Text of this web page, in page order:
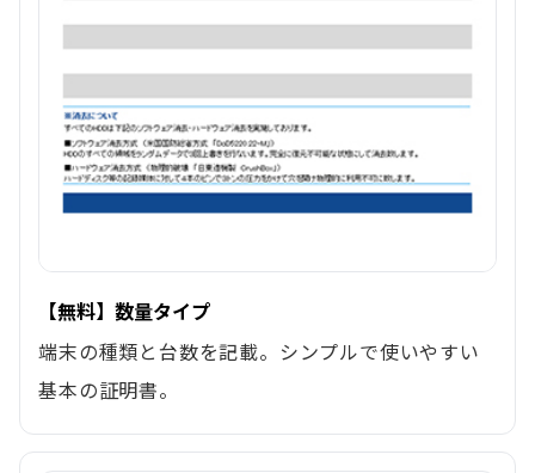
【無料】数量タイプ
端末の種類と台数を記載。シンプルで使いやすい
基本の証明書。